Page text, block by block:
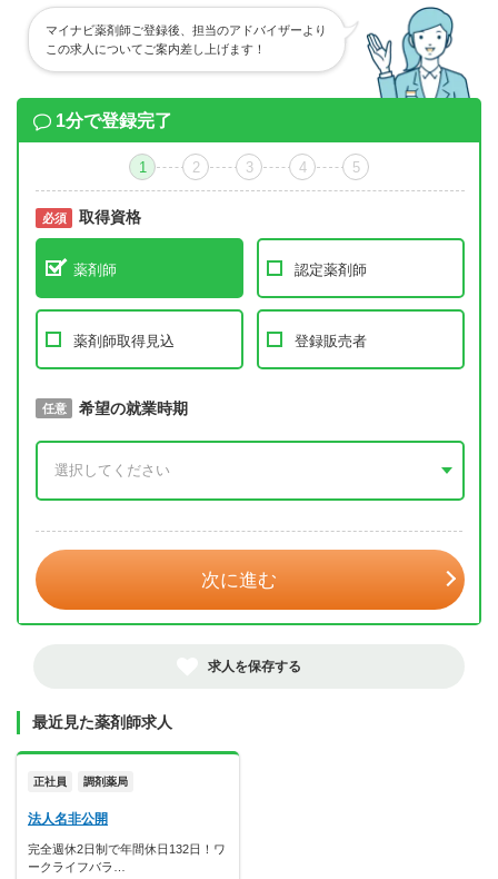
マイナビ薬剤師ご登録後、担当のアドバイザーより
この求人についてご案内差し上げます！
1分で登録完了
1 2 3 4 5
必須 取得資格
薬剤師 認定薬剤師
薬剤師取得見込 登録販売者
必須 取得予定年
任意 希望の就業時期
次に進む
求人を保存する
最近見た薬剤師求人
正社員 調剤薬局
法人名非公開
完全週休2日制で年間休日132日！ワ
ークライフバラ…